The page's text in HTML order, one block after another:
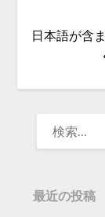
日本語が含
最近の投稿